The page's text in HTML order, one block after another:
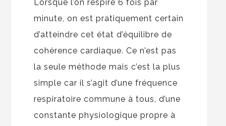
Lorsque l’on respire 6 fois par
minute, on est pratiquement certain
d’atteindre cet état d’équilibre de
cohérence cardiaque. Ce n’est pas
la seule méthode mais c’est la plus
simple car il s’agit d’une fréquence
respiratoire commune à tous, d’une
constante physiologique propre à